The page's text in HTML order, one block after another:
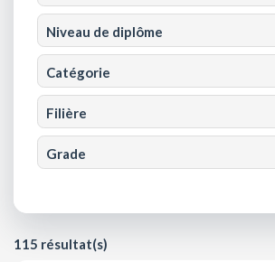
Niveau de diplôme
Catégorie
Filière
Grade
115 résultat(s)